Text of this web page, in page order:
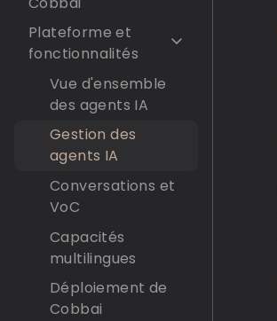
Plateforme et
fonctionnalités
Vue d'ensemble
des agents IA
Gestion des
agents IA
Conversations et
VoC
Capacités
multilingues
Déploiement de
Cobbai